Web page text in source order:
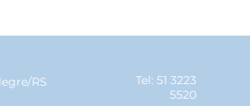
RS
Tel: 51 3223
5520